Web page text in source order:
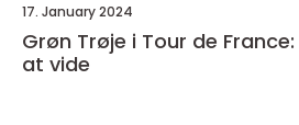
17. January 2024
Grøn Trøje i Tour de
at vide